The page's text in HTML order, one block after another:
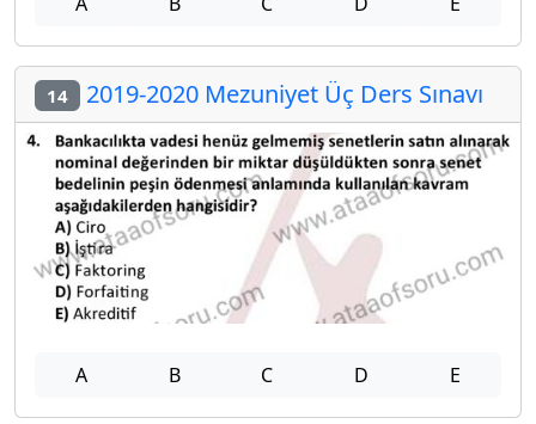
14 2019-2020 Mezuniyet Üç Ders Sınavı
A B C D E